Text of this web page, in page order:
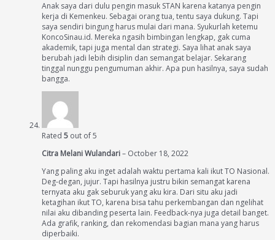
Anak saya dari dulu pengin masuk STAN karena katanya pengin
kerja di Kemenkeu. Sebagai orang tua, tentu saya dukung. Tapi
saya sendiri bingung harus mulai dari mana. Syukurlah ketemu
KoncoSinau.id. Mereka ngasih bimbingan lengkap, gak cuma
akademik, tapi juga mental dan strategi. Saya lihat anak saya
berubah jadi lebih disiplin dan semangat belajar. Sekarang
tinggal nunggu pengumuman akhir. Apa pun hasilnya, saya sudah
bangga.
Rated 5 out of 5
Citra Melani Wulandari– October 18, 2022
Yang paling aku inget adalah waktu pertama kali ikut TO Nasional.
Deg-degan, jujur. Tapi hasilnya justru bikin semangat karena
ternyata aku gak seburuk yang aku kira. Dari situ aku jadi
ketagihan ikut TO, karena bisa tahu perkembangan dan ngelihat
nilai aku dibanding peserta lain. Feedback-nya juga detail banget.
Ada grafik, ranking, dan rekomendasi bagian mana yang harus
diperbaiki.